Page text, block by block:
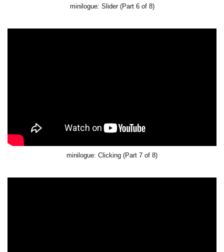
minilogue: Slider (Part 6 of 8)
minilogue: Clicking (Part 7 of 8)